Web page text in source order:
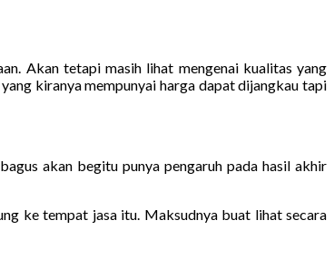
Akan tetapi masih lihat mengenai kualitas yang
kiranya mempunyai harga dapat dijangkau tapi
akan begitu punya pengaruh pada hasil akhir
ke tempat jasa itu. Maksudnya buat lihat secara